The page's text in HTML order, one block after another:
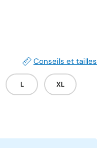
Conseils et tailles
L XL